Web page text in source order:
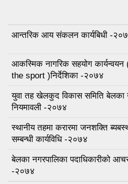
आन्तरिक आय संकलन कार्यबिधी -
आकस्मिक नागरिक सहयोग
the sport )निर्देशिका -२०७४
युवा तह खेलकुद विकास समिति बेलका
नियमावली -२०७४
स्थानीय तहमा करारमा जनशक्ति
सम्बन्धी कार्यविधि -२०७४
बेलका नगरपालिका पदाधिकारीको
-२०७४